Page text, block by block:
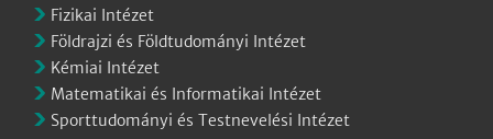
Fizikai Intézet
Földrajzi és Földtudományi Intézet
Kémiai Intézet
Matematikai és Informatikai Intézet
Sporttudományi és Testnevelési Intézet